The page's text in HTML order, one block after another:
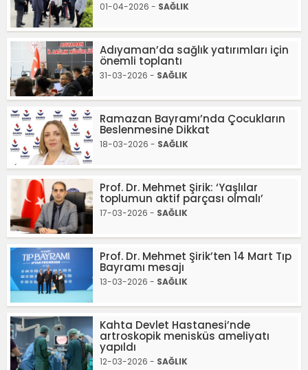
01-04-2026 - SAĞLIK
Adıyaman’da sağlık yatırımları için
önemli toplantı
31-03-2026 - SAĞLIK
Ramazan Bayramı’nda Çocukların
Beslenmesine Dikkat
18-03-2026 - SAĞLIK
Prof. Dr. Mehmet Şirik: ‘Yaşlılar
toplumun aktif parçası olmalı’
17-03-2026 - SAĞLIK
Prof. Dr. Mehmet Şirik’ten 14 Mart Tıp
Bayramı mesajı
13-03-2026 - SAĞLIK
Kahta Devlet Hastanesi’nde
artroskopik menisküs ameliyatı
yapıldı
12-03-2026 - SAĞLIK